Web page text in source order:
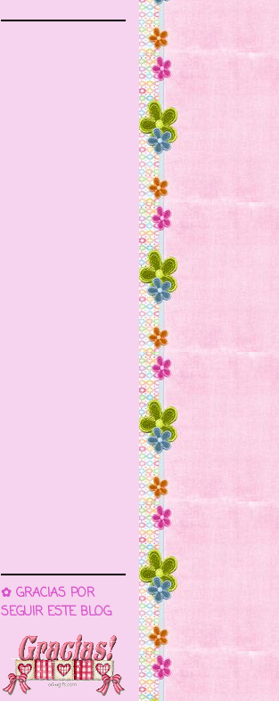
✿ GRACIAS POR
SEGUIR ESTE BLOG